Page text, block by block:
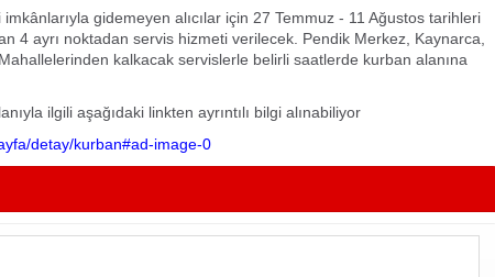
imkânlarıyla gidemeyen alıcılar için 27 Temmuz - 11 Ağustos tarihleri
4 ayrı noktadan servis hizmeti verilecek. Pendik Merkez, Kaynarca,
kalkacak servislerle belirli saatlerde kurban alanına
ilgili aşağıdaki linkten ayrıntılı bilgi alınabiliyor
detay/kurban#ad-image-0